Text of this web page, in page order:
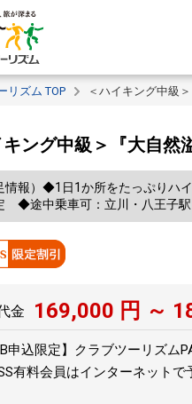
リズム TOP ＜ハイキング中級
キング中級＞『大自
情報）◆1日1か所をたっぷり
◆途中乗車可：立川・八王子駅
金 169,000 円 ～
申込限定】クラブツーリズム
有料会員はインターネット